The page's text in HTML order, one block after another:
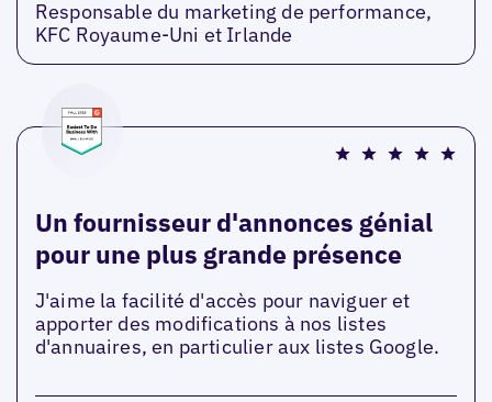
Responsable du marketing de performance,
KFC Royaume-Uni et Irlande
Un fournisseur d'annonces génial
pour une plus grande présence
J'aime la facilité d'accès pour naviguer et
apporter des modifications à nos listes
d'annuaires, en particulier aux listes Google.